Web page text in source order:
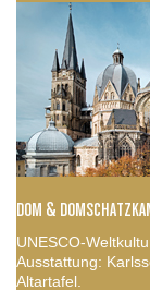
DOM &
UNESCO-
Ausstattung:
Altartafel.